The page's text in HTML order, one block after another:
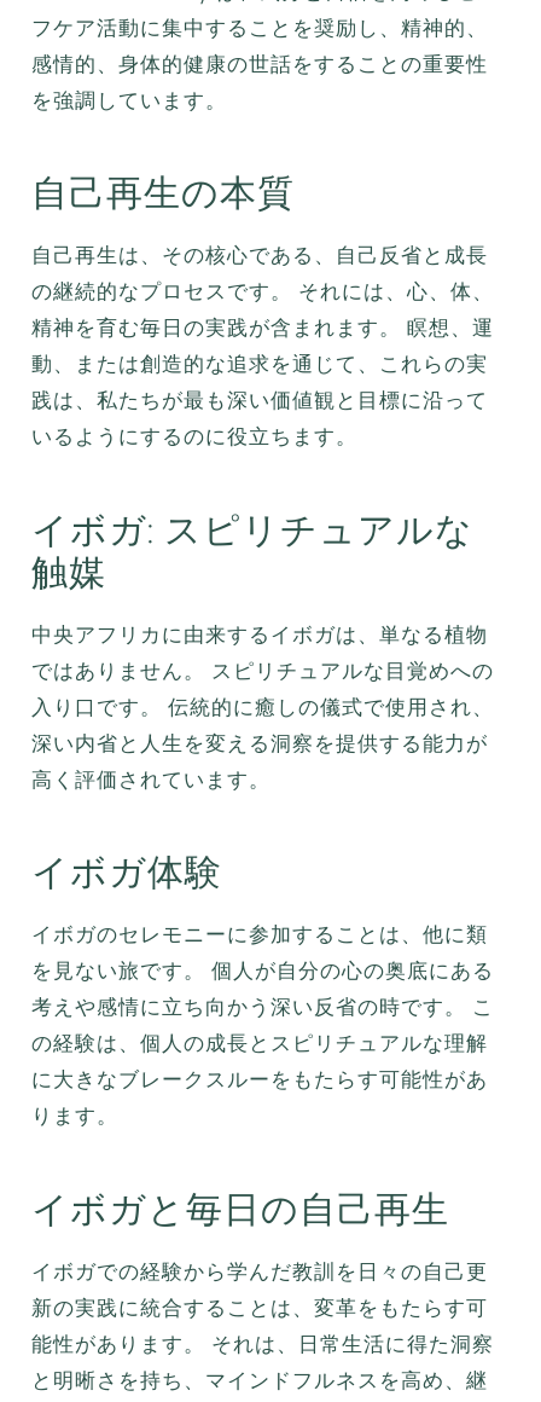
フケア活動に集中することを奨励し、精神的、
感情的、身体的健康の世話をすることの重要性
を強調しています。
自己再生の本質
自己再生は、その核心である、自己反省と成長
の継続的なプロセスです。 それには、心、体、
精神を育む毎日の実践が含まれます。 瞑想、運
動、または創造的な追求を通じて、これらの実
践は、私たちが最も深い価値観と目標に沿って
いるようにするのに役立ちます。
イボガ: スピリチュアルな
触媒
中央アフリカに由来するイボガは、単なる植物
ではありません。 スピリチュアルな目覚めへの
入り口です。 伝統的に癒しの儀式で使用され、
深い内省と人生を変える洞察を提供する能力が
高く評価されています。
イボガ体験
イボガのセレモニーに参加することは、他に類
を見ない旅です。 個人が自分の心の奥底にある
考えや感情に立ち向かう深い反省の時です。 こ
の経験は、個人の成長とスピリチュアルな理解
に大きなブレークスルーをもたらす可能性があ
ります。
イボガと毎日の自己再生
イボガでの経験から学んだ教訓を日々の自己更
新の実践に統合することは、変革をもたらす可
能性があります。 それは、日常生活に得た洞察
と明晰さを持ち、マインドフルネスを高め、継